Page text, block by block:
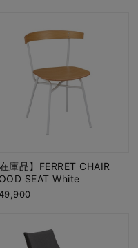
在庫品】FERRET CHAIR
SEAT White